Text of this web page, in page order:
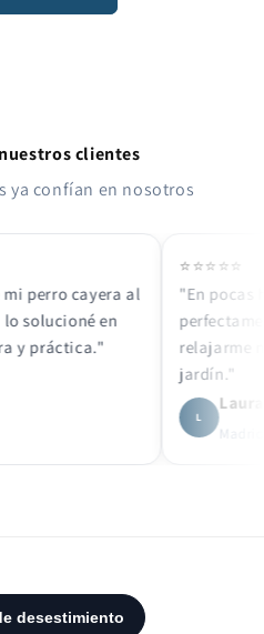
clientes
ya confían en nosotros
cayera al
en
práctica."
⭐⭐⭐⭐⭐
"En pocas
relajarme
jardín."
Laura
Madrid